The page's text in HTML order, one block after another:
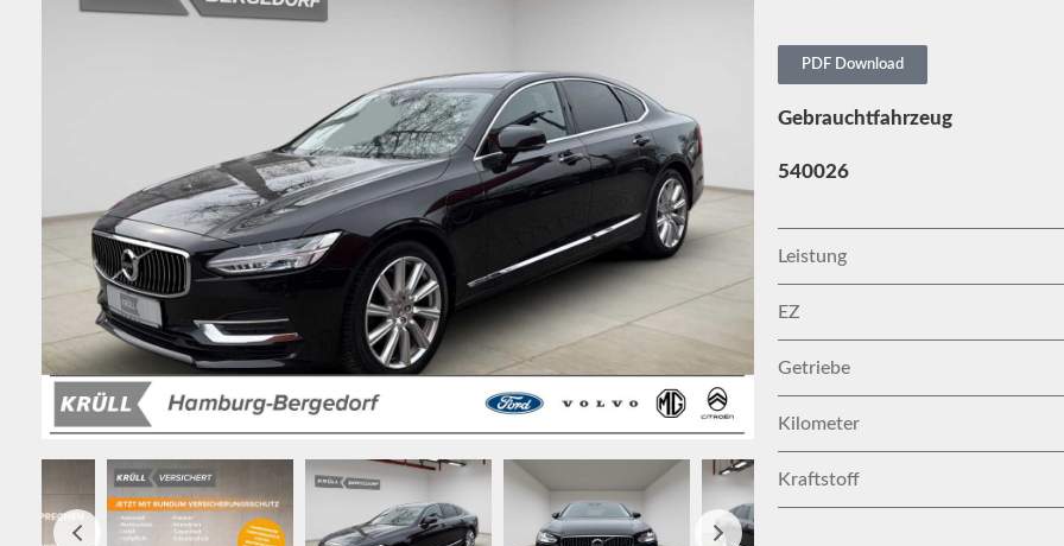
PDF Download
Gebrauchtfahrzeug
540026
Leistung
EZ
Getriebe
Kilometer
Kraftstoff